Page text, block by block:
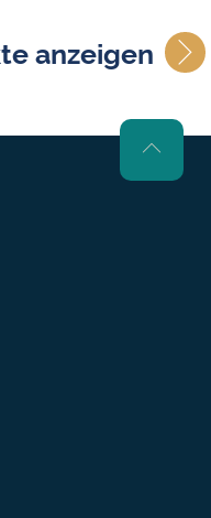
anzeigen